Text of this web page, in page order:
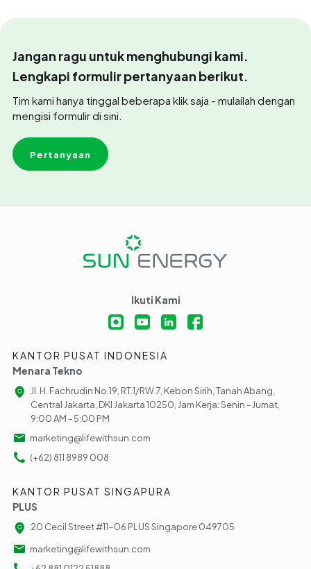
Jangan ragu untuk menghubungi kami.
Lengkapi formulir pertanyaan berikut.
Tim kami hanya tinggal beberapa klik saja - mulailah dengan
mengisi formulir di sini.
Pertanyaan
Ikuti Kami
KANTOR PUSAT INDONESIA
Menara Tekno
Jl. H. Fachrudin No.19, RT.1/RW.7, Kebon Sirih, Tanah Abang,
Central Jakarta, DKI Jakarta 10250, Jam Kerja: Senin - Jumat,
9:00 AM - 5:00 PM
marketing@lifewithsun.com
(+62) 811 8989 008
KANTOR PUSAT SINGAPURA
PLUS
20 Cecil Street #11-06 PLUS Singapore 049705
marketing@lifewithsun.com